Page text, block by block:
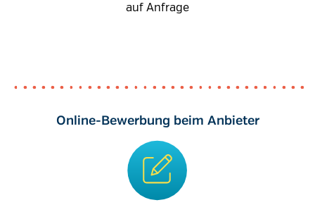
auf Anfrage
Online-Bewerbung beim Anbieter